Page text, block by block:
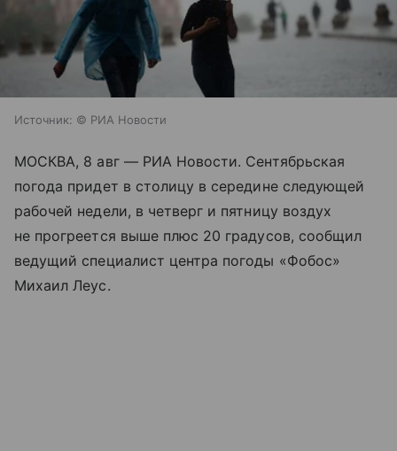
Источник: © РИА Новости
МОСКВА, 8 авг — РИА Новости. Сентябрьская
погода придет в столицу в середине следующей
рабочей недели, в четверг и пятницу воздух
не прогреется выше плюс 20 градусов, сообщил
ведущий специалист центра погоды «Фобос»
Михаил Леус.